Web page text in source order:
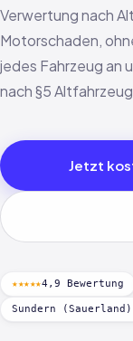
Verwertung nach
Motorschaden,
jedes Fahrzeug an
nach §5
Jetzt
★★★★★4,9 Bewertung
Sundern (Sauerland)